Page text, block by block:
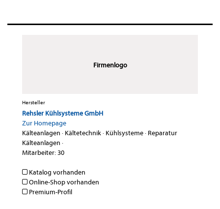
Firmenlogo
Hersteller
Rehsler Kühlsysteme GmbH
Zur Homepage
Kälteanlagen · Kältetechnik· Kühlsysteme· Reparatur
Kälteanlagen ·
Mitarbeiter: 30
Katalog vorhanden
Online-Shop vorhanden
Premium-Profil